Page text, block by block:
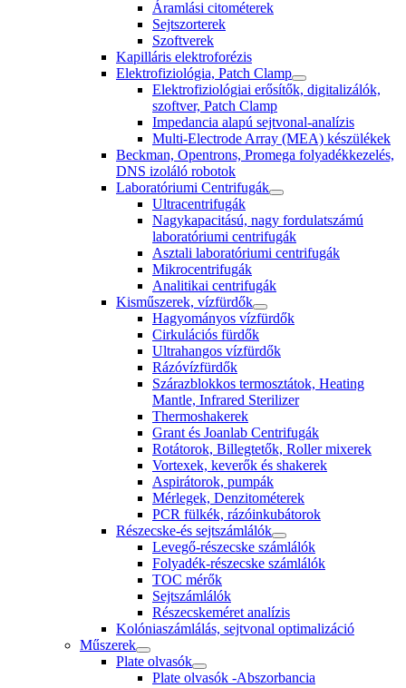
Áramlási citométerek
Sejtszorterek
Szoftverek
Kapilláris elektroforézis
Elektrofiziológia, Patch Clamp
Elektrofiziológiai erősítők, digitalizálók,
szoftver, Patch Clamp
Impedancia alapú sejtvonal-analízis
Multi-Electrode Array (MEA) készülékek
Beckman, Opentrons, Promega folyadékkezelés,
DNS izoláló robotok
Laboratóriumi Centrifugák
Ultracentrifugák
Nagykapacitású, nagy fordulatszámú
laboratóriumi centrifugák
Asztali laboratóriumi centrifugák
Mikrocentrifugák
Analitikai centrifugák
Kisműszerek, vízfürdők
Hagyományos vízfürdők
Cirkulációs fürdők
Ultrahangos vízfürdők
Rázóvízfürdők
Szárazblokkos termosztátok, Heating
Mantle, Infrared Sterilizer
Thermoshakerek
Grant és Joanlab Centrifugák
Rotátorok, Billegtetők, Roller mixerek
Vortexek, keverők és shakerek
Aspirátorok, pumpák
Mérlegek, Denzitométerek
PCR fülkék, rázóinkubátorok
Részecske-és sejtszámlálók
Levegő-részecske számlálók
Folyadék-részecske számlálók
TOC mérők
Sejtszámlálók
Részecskeméret analízis
Kolóniaszámlálás, sejtvonal optimalizáció
Műszerek
Plate olvasók
Plate olvasók -Abszorbancia